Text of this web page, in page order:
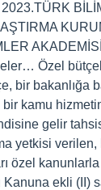
AKADEMİSİ
Özel
bir bakanlığa
bir kamu
gelir
yetkisi verilen,
özel kanunlarla
ekli (II)